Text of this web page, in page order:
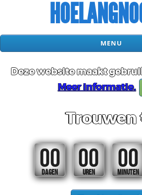
MENU
Deze website maakt
Meer informatie.
Trouwen
00
DAGEN
00
UREN
00
MINUTEN